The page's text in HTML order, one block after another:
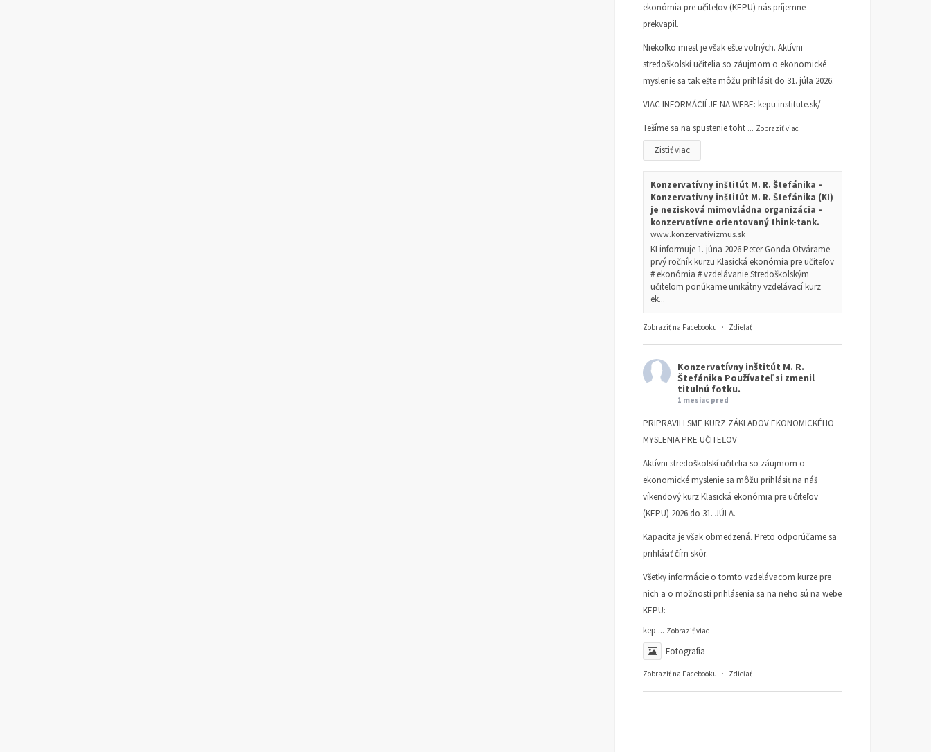
ekonómia pre učiteľov (KEPU) nás príjemne
prekvapil.
Niekoľko miest je však ešte voľných. Aktívni
stredoškolskí učitelia so záujmom o ekonomické
myslenie sa tak ešte môžu prihlásiť do 31. júla 2026.
VIAC INFORMÁCIÍ JE NA WEBE: kepu.institute.sk/
Tešíme sa na spustenie toht ... Zobraziť viac
Zistiť viac
Konzervatívny inštitút M. R. Štefánika –
Konzervatívny inštitút M. R. Štefánika (KI)
je nezisková mimovládna organizácia –
konzervatívne orientovaný think-tank.
www.konzervativizmus.sk
KI informuje 1. júna 2026 Peter Gonda Otvárame
prvý ročník kurzu Klasická ekonómia pre učiteľov
# ekonómia # vzdelávanie Stredoškolským
učiteľom ponúkame unikátny vzdelávací kurz
ek...
Zobraziť na Facebooku · Zdieľať
Konzervatívny inštitút M. R.
Štefánika Používateľ si zmenil
titulnú fotku.
1 mesiac pred
PRIPRAVILI SME KURZ ZÁKLADOV EKONOMICKÉHO
MYSLENIA PRE UČITEĽOV
Aktívni stredoškolskí učitelia so záujmom o
ekonomické myslenie sa môžu prihlásiť na náš
víkendový kurz Klasická ekonómia pre učiteľov
(KEPU) 2026 do 31. JÚLA.
Kapacita je však obmedzená. Preto odporúčame sa
prihlásiť čím skôr.
Všetky informácie o tomto vzdelávacom kurze pre
nich a o možnosti prihlásenia sa na neho sú na webe
KEPU:
kep ... Zobraziť viac
Fotografia
Zobraziť na Facebooku · Zdieľať